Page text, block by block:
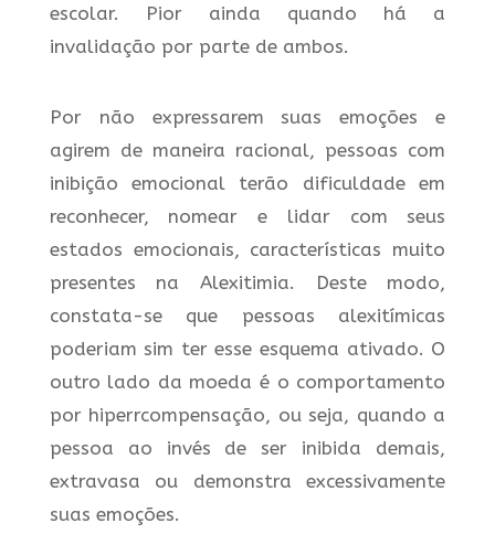
escolar. Pior ainda quando há a
invalidação por parte de ambos.
Por não expressarem suas emoções e
agirem de maneira racional, pessoas com
inibição emocional terão dificuldade em
reconhecer, nomear e lidar com seus
estados emocionais, características muito
presentes na Alexitimia. Deste modo,
constata-se que pessoas alexitímicas
poderiam sim ter esse esquema ativado. O
outro lado da moeda é o comportamento
por hiperrcompensação, ou seja, quando a
pessoa ao invés de ser inibida demais,
extravasa ou demonstra excessivamente
suas emoções.